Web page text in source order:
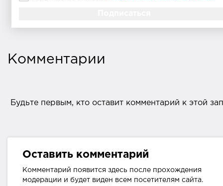
Комментарии
Будьте первым, кто оставит комментарий к этой
Оставить комментарий
Комментарий появится здесь после прохождения
модерации и будет виден всем посетителям сайта.